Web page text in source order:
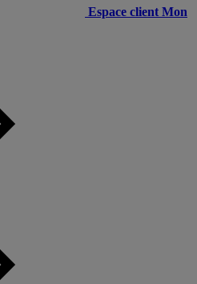
Espace client Mon